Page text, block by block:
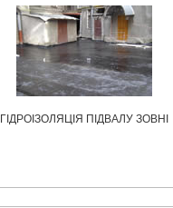
ГІДРОІЗОЛЯЦІЯ ПІДВАЛУ ЗОВНІ